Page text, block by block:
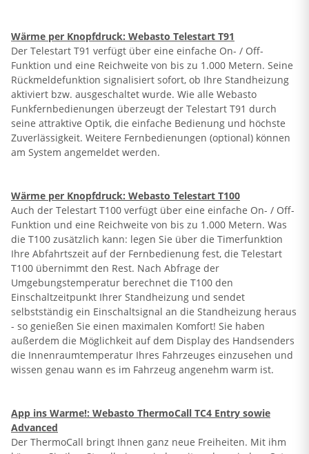
Wärme per Knopfdruck: Webasto Telestart T91
Der Telestart T91 verfügt über eine einfache On- / Off-
Funktion und eine Reichweite von bis zu 1.000 Metern. Seine
Rückmeldefunktion signalisiert sofort, ob Ihre Standheizung
aktiviert bzw. ausgeschaltet wurde. Wie alle Webasto
Funkfernbedienungen überzeugt der Telestart T91 durch
seine attraktive Optik, die einfache Bedienung und höchste
Zuverlässigkeit. Weitere Fernbedienungen (optional) können
am System angemeldet werden.
Wärme per Knopfdruck: Webasto Telestart T100
Auch der Telestart T100 verfügt über eine einfache On- / Off-
Funktion und eine Reichweite von bis zu 1.000 Metern. Was
die T100 zusätzlich kann: legen Sie über die Timerfunktion
Ihre Abfahrtszeit auf der Fernbedienung fest, die Telestart
T100 übernimmt den Rest. Nach Abfrage der
Umgebungstemperatur berechnet die T100 den
Einschaltzeitpunkt Ihrer Standheizung und sendet
selbstständig ein Einschaltsignal an die Standheizung heraus
- so genießen Sie einen maximalen Komfort! Sie haben
außerdem die Möglichkeit auf dem Display des Handsenders
die Innenraumtemperatur Ihres Fahrzeuges einzusehen und
wissen genau wann es im Fahrzeug angenehm warm ist.
App ins Warme!: Webasto ThermoCall TC4 Entry sowie
Advanced
Der ThermoCall bringt Ihnen ganz neue Freiheiten. Mit ihm